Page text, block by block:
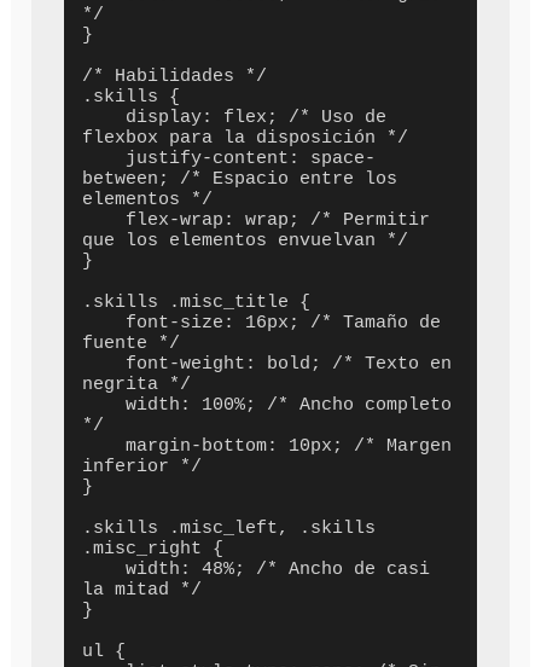
*/
}
/* Habilidades */
.skills {
flexbox para la disposición */
between; /* Espacio entre los
elementos */
que los elementos envuelvan */
}
.skills .misc_title {
fuente */
negrita */
    width: 100%; /* Ancho completo
*/
    margin-bottom: 10px; /* Margen
inferior */
}
.skills .misc_left, .skills
.misc_right {
    width: 48%; /* Ancho de casi
la mitad */
}
ul {